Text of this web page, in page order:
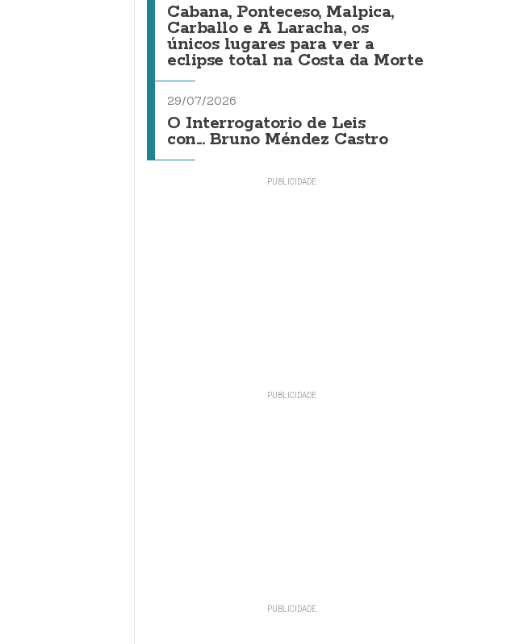
Cabana, Ponteceso, Malpica,
Carballo e A Laracha, os
únicos lugares para ver a
eclipse total na Costa da Morte
29/07/2026
O Interrogatorio de Leis
con... Bruno Méndez Castro